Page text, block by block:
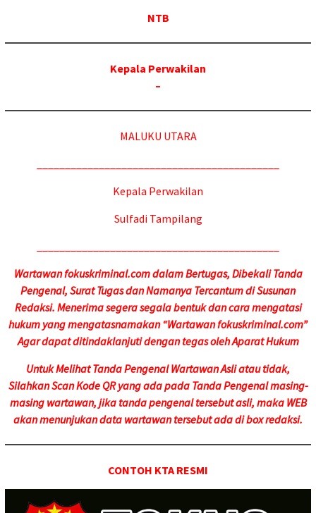
NTB
Kepala Perwakilan
–
MALUKU UTARA
Kepala Perwakilan
Sulfadi Tampilang
Wartawan fokuskriminal.com dalam Bertugas, Dibekali Tanda
Pengenal, Surat Tugas dan Namanya Tercantum di Susunan
Redaksi. Menerima segera segala bentuk dan cara mengatasi
hukum yang mengatasnamakan “Wartawan fokuskriminal.com”
Agar dapat ditindaklanjuti dengan tegas oleh Aparat Hukum
Untuk Melihat Tanda Pengenal Wartawan Asli atau tidak,
Silahkan Scan Kode QR yang ada pada Tanda Pengenal masing-
masing wartawan, jika tanda pengenal tersebut asli, maka WEB
akan menunjukan data wartawan tersebut ada di box redaksi.
CONTOH KTA RESMI